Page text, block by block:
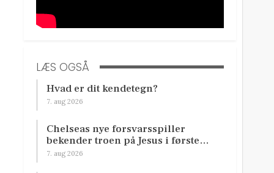
LÆS OGSÅ
Hvad er dit kendetegn?
7. aug 2026
Chelseas nye forsvarsspiller
bekender troen på Jesus i første…
7. aug 2026